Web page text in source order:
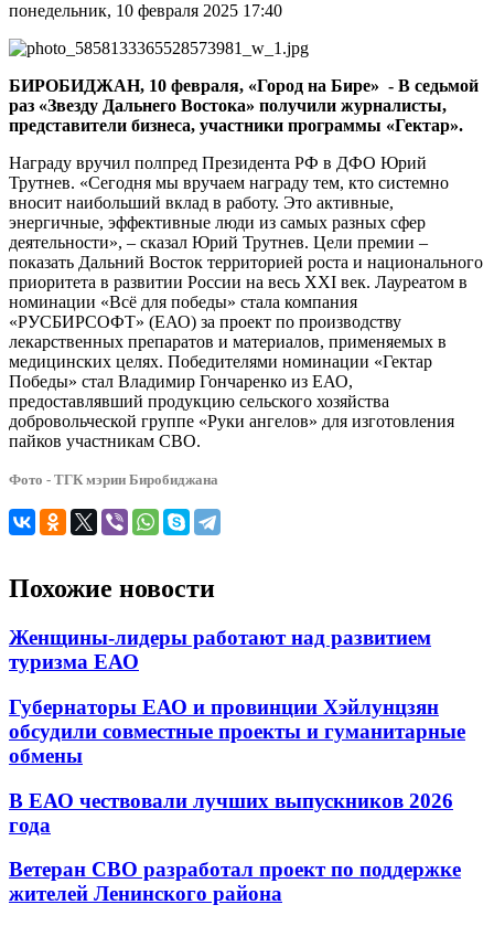
премией
«Звезда
Дальнего
Востока»
понедельник, 10 февраля 2025 17:40
БИРОБИДЖАН, 10 февраля, «Город на Бире» - В седьмой
раз «Звезду Дальнего Востока» получили журналисты,
представители бизнеса, участники программы «Гектар».
Награду вручил полпред Президента РФ в ДФО Юрий
Трутнев. «Сегодня мы вручаем награду тем, кто системно
вносит наибольший вклад в работу. Это активные,
энергичные, эффективные люди из самых разных сфер
деятельности», – сказал Юрий Трутнев. Цели премии –
показать Дальний Восток территорией роста и национального
приоритета в развитии России на весь ХХI век. Лауреатом в
номинации «Всё для победы» стала компания
«РУСБИРСОФТ» (ЕАО) за проект по производству
лекарственных препаратов и материалов, применяемых в
медицинских целях. Победителями номинации «Гектар
Победы» стал Владимир Гончаренко из ЕАО,
предоставлявший продукцию сельского хозяйства
добровольческой группе «Руки ангелов» для изготовления
пайков участникам СВО.
Фото - ТГК мэрии Биробиджана
Похожие новости
Женщины-лидеры работают над развитием
туризма ЕАО
Губернаторы ЕАО и провинции Хэйлунцзян
обсудили совместные проекты и гуманитарные
обмены
В ЕАО чествовали лучших выпускников 2026
года
Ветеран СВО разработал проект по поддержке
жителей Ленинского района